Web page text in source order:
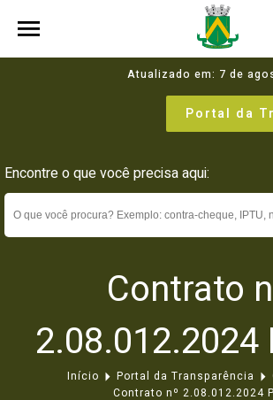
Atualizado em: 7 de
Portal da
Encontre o que você precisa aqui:
Contrato
2.08.012.2024
Início Portal da Transparência
Contrato nº 2.08.012.2024